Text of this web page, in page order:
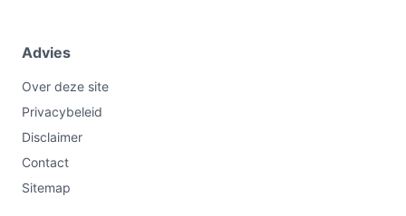
Advies
Over deze site
Privacybeleid
Disclaimer
Contact
Sitemap